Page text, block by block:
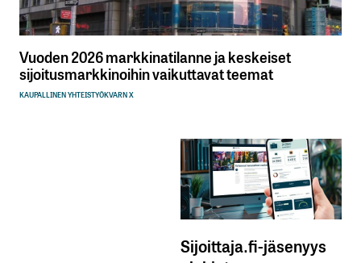
Vuoden 2026 markkinatilanne ja keskeiset
sijoitusmarkkinoihin vaikuttavat teemat
KAUPALLINEN YHTEISTYÖKVARN X
Sijoittaja.fi-jäsenyys